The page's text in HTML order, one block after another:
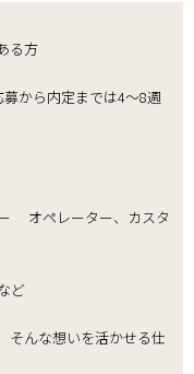
る方
から内定までは4～8週
オペレーター、カスタ
ど
そんな想いを活かせる仕